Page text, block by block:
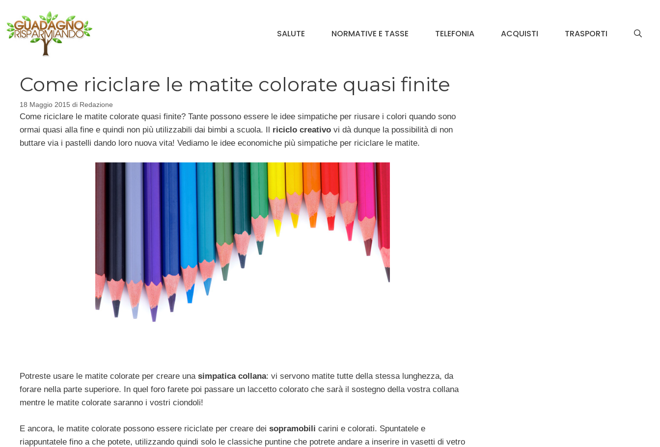
contenuto
SALUTE NORMATIVE E TASSE TELEFONIA ACQUISTI TRASPORTI
Come riciclare le matite colorate quasi finite
18 Maggio 2015 di Redazione
Come riciclare le matite colorate quasi finite? Tante possono essere le idee simpatiche per riusare i colori quando sono
ormai quasi alla fine e quindi non più utilizzabili dai bimbi a scuola. Il riciclo creativo vi dà dunque la possibilità di non
buttare via i pastelli dando loro nuova vita! Vediamo le idee economiche più simpatiche per riciclare le matite.
Potreste usare le matite colorate per creare una simpatica collana: vi servono matite tutte della stessa lunghezza, da
forare nella parte superiore. In quel foro farete poi passare un laccetto colorato che sarà il sostegno della vostra collana
mentre le matite colorate saranno i vostri ciondoli!
E ancora, le matite colorate possono essere riciclate per creare dei sopramobili carini e colorati. Spuntatele e
riappuntatele fino a che potete, utilizzando quindi solo le classiche puntine che potrete andare a inserire in vasetti di vetro